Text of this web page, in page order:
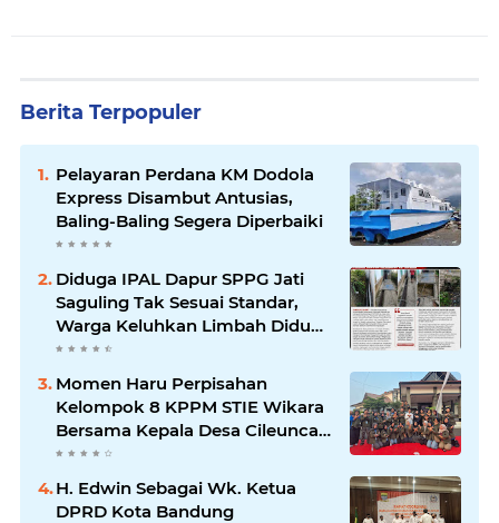
Berita Terpopuler
Pelayaran Perdana KM Dodola
Express Disambut Antusias,
Baling-Baling Segera Diperbaiki
Diduga IPAL Dapur SPPG Jati
Saguling Tak Sesuai Standar,
Warga Keluhkan Limbah Diduga
Mengalir ke Sungai
Momen Haru Perpisahan
Kelompok 8 KPPM STIE Wikara
Bersama Kepala Desa Cileunca
di Kecamatan Bojong
H. Edwin Sebagai Wk. Ketua
DPRD Kota Bandung